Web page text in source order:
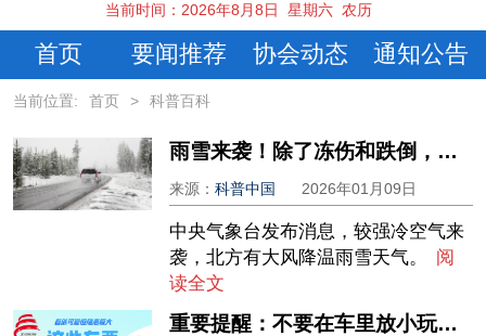
当前时间： 2026年8月8日 星期六 农历
首页 要闻推荐 协会动态 通知公告
当前位置: 首页 > 科普百科
雨雪来袭！除了冻伤和跌倒，这些风险也要防→
来源：科普中国 2026年01月09日
中央气象台发布消息，较强冷空气来
袭，北方有大风降温雨雪天气。
阅
读全文
重要提醒：不要在车里放小玩偶了！